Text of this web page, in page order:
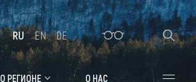
Алтайская зимовка
О РЕГИОНЕ О НАС
RU EN DE